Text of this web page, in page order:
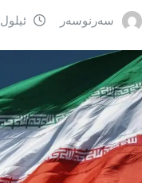
سەرنوسەر ئیلول 28, 2025